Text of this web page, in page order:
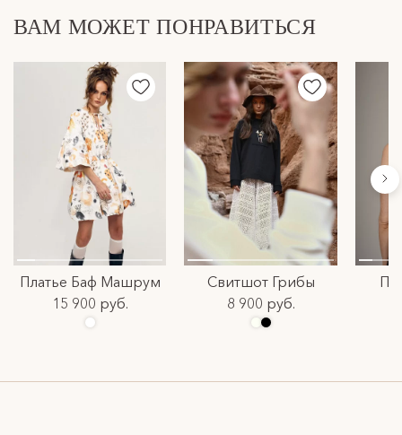
ВАМ МОЖЕТ ПОНРАВИТЬСЯ
Платье Баф Машрум
15 900 руб.
Свитшот Грибы
8 900 руб.